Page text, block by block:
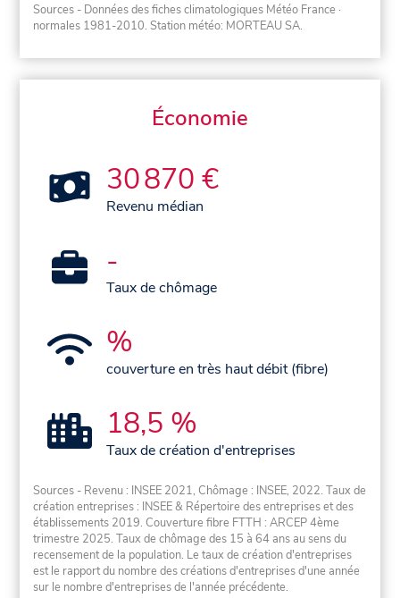
Sources - Données des fiches climatologiques Météo France ·
normales 1981-2010. Station météo: MORTEAU SA.
Économie
30 870 €
Revenu médian
-
Taux de chômage
%
couverture en très haut débit (fibre)
18,5 %
Taux de création d'entreprises
Sources - Revenu : INSEE 2021, Chômage : INSEE, 2022. Taux de
création entreprises : INSEE & Répertoire des entreprises et des
établissements 2019. Couverture fibre FTTH : ARCEP 4ème
trimestre 2025. Taux de chômage des 15 à 64 ans au sens du
recensement de la population. Le taux de création d'entreprises
est le rapport du nombre des créations d'entreprises d'une année
sur le nombre d'entreprises de l'année précédente.